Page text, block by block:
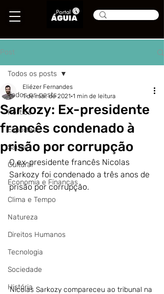
Post
Todos os posts
Política
Esportes
Saúde
Cultural
Economia e Finanças
Clima e Tempo
Natureza
Direitos Humanos
Tecnologia
Sociedade
História
Todos os posts
Sarkozy: Ex-presidente
francês condenado à
prisão por corrupção
Eliézer Fernandes
1 de mar. de 2021 1 min de leitura
O ex-presidente francês Nicolas
Sarkozy foi condenado a três anos de
prisão por corrupção.
Nicolas Sarkozy compareceu ao tribunal na